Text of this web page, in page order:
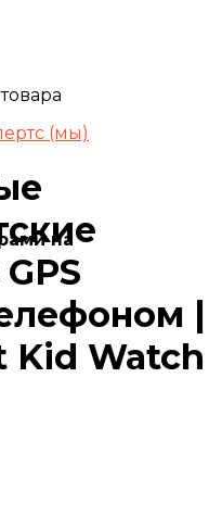
на
(мы)
|
Kid Watch